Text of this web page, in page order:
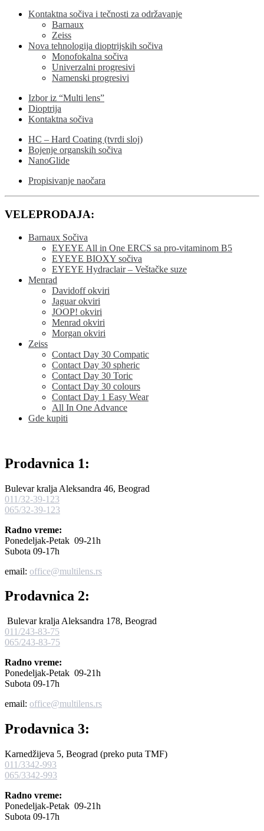
Kontaktna sočiva i tečnosti za održavanje
Barnaux
Zeiss
Nova tehnologija dioptrijskih sočiva
Monofokalna sočiva
Univerzalni progresivi
Namenski progresivi
Izbor iz “Multi lens”
Dioptrija
Kontaktna sočiva
HC – Hard Coating (tvrdi sloj)
Bojenje organskih sočiva
NanoGlide
Propisivanje naočara
VELEPRODAJA:
Barnaux Sočiva
EYEYE All in One ERCS sa pro-vitaminom B5
EYEYE BIOXY sočiva
EYEYE Hydraclair – Veštačke suze
Menrad
Davidoff okviri
Jaguar okviri
JOOP! okviri
Menrad okviri
Morgan okviri
Zeiss
Contact Day 30 Compatic
Contact Day 30 spheric
Contact Day 30 Toric
Contact Day 30 colours
Contact Day 1 Easy Wear
All In One Advance
Gde kupiti
Prodavnica 1:
Bulevar kralja Aleksandra 46, Beograd
011/32-39-123
065/32-39-123
Radno vreme:
Ponedeljak-Petak 09-21h
Subota 09-17h
email: office@multilens.rs
Prodavnica 2:
Bulevar kralja Aleksandra 178, Beograd
011/243-83-75
065/243-83-75
Radno vreme:
Ponedeljak-Petak 09-21h
Subota 09-17h
email: office@multilens.rs
Prodavnica 3:
Karnedžijeva 5, Beograd (preko puta TMF)
011/3342-993
065/3342-993
Radno vreme:
Ponedeljak-Petak 09-21h
Subota 09-17h